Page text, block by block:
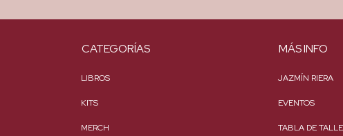
CATEGORÍAS
LIBROS
KITS
MERCH
MÁS INFO
JAZMÍN RIERA
EVENTOS
TABLA DE